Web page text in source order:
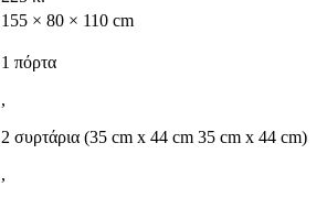
155 × 80 × 110 cm
1 πόρτα
,
2 συρτάρια (35 cm x 44 cm 35 cm x 44 cm)
,